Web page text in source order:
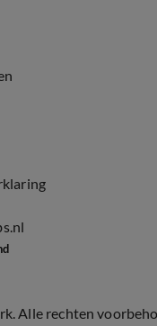
Alle rechten